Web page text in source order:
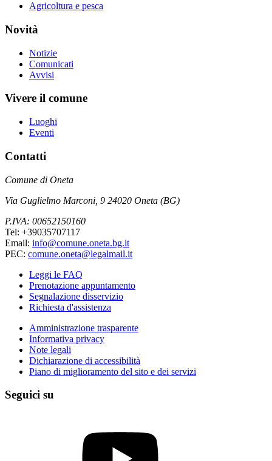
Agricoltura e pesca
Novità
Notizie
Comunicati
Avvisi
Vivere il comune
Luoghi
Eventi
Contatti
Comune di Oneta
Via Guglielmo Marconi, 9 24020 Oneta (BG)
P.IVA: 00652150160
Tel: +39035707117
Email: info@comune.oneta.bg.it
PEC: comune.oneta@legalmail.it
Leggi le FAQ
Prenotazione appuntamento
Segnalazione disservizio
Richiesta d'assistenza
Amministrazione trasparente
Informativa privacy
Note legali
Dichiarazione di accessibilità
Piano di miglioramento del sito e dei servizi
Seguici su